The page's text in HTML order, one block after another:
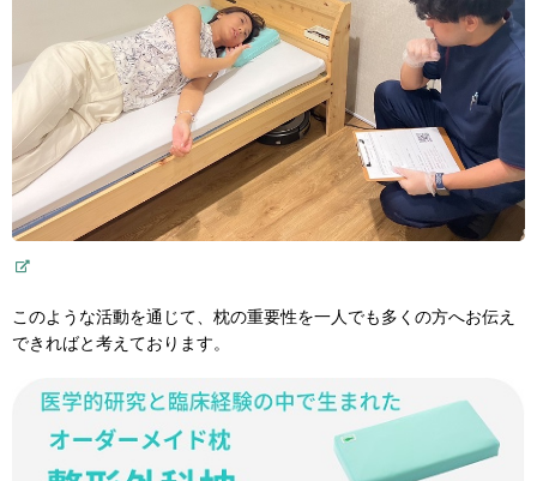
このような活動を通じて、枕の重要性を一人でも多くの方へお伝え
できればと考えております。